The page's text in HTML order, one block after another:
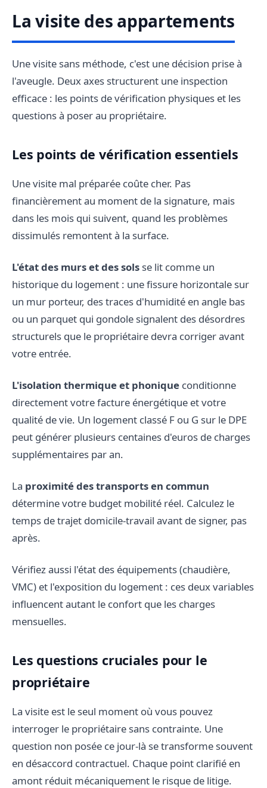
La visite des appartements
Une visite sans méthode, c'est une décision prise à
l'aveugle. Deux axes structurent une inspection
efficace : les points de vérification physiques et les
questions à poser au propriétaire.
Les points de vérification essentiels
Une visite mal préparée coûte cher. Pas
financièrement au moment de la signature, mais
dans les mois qui suivent, quand les problèmes
dissimulés remontent à la surface.
L'état des murs et des sols se lit comme un
historique du logement : une fissure horizontale sur
un mur porteur, des traces d'humidité en angle bas
ou un parquet qui gondole signalent des désordres
structurels que le propriétaire devra corriger avant
votre entrée.
L'isolation thermique et phonique conditionne
directement votre facture énergétique et votre
qualité de vie. Un logement classé F ou G sur le DPE
peut générer plusieurs centaines d'euros de charges
supplémentaires par an.
La proximité des transports en commun
détermine votre budget mobilité réel. Calculez le
temps de trajet domicile-travail avant de signer, pas
après.
Vérifiez aussi l'état des équipements (chaudière,
VMC) et l'exposition du logement : ces deux variables
influencent autant le confort que les charges
mensuelles.
Les questions cruciales pour le
propriétaire
La visite est le seul moment où vous pouvez
interroger le propriétaire sans contrainte. Une
question non posée ce jour-là se transforme souvent
en désaccord contractuel. Chaque point clarifié en
amont réduit mécaniquement le risque de litige.